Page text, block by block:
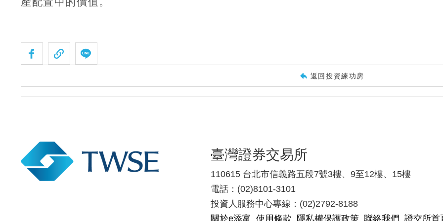
返回投資練功房
臺灣證券交易所
110615 台北市信義路五段7號3樓、9至12樓、15樓
電話：(02)8101-3101
投資人服務中心專線：(02)2792-8188
關於e添富 使用條款 隱私權保護政策 聯絡我們 證交所首